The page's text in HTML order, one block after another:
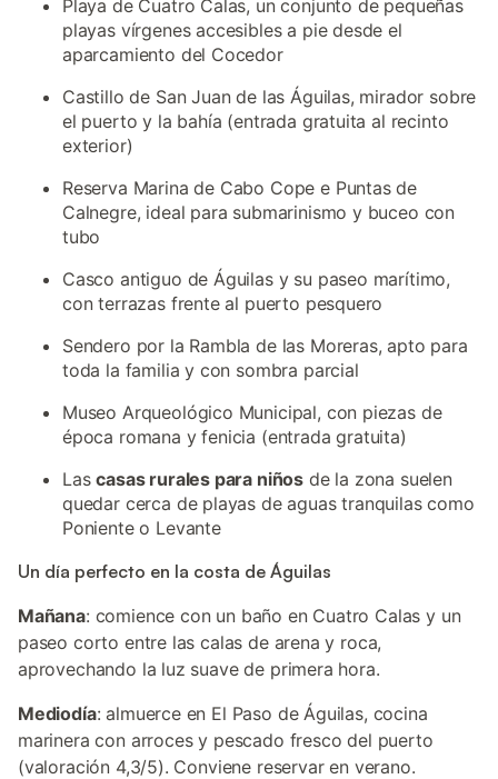
Playa de Cuatro Calas, un conjunto de pequeñas
playas vírgenes accesibles a pie desde el
aparcamiento del Cocedor
Castillo de San Juan de las Águilas, mirador sobre
el puerto y la bahía (entrada gratuita al recinto
exterior)
Reserva Marina de Cabo Cope e Puntas de
Calnegre, ideal para submarinismo y buceo con
tubo
Casco antiguo de Águilas y su paseo marítimo,
con terrazas frente al puerto pesquero
Sendero por la Rambla de las Moreras, apto para
toda la familia y con sombra parcial
Museo Arqueológico Municipal, con piezas de
época romana y fenicia (entrada gratuita)
Lascasas rurales para niños de la zona suelen
quedar cerca de playas de aguas tranquilas como
Poniente o Levante
Un día perfecto en la costa de Águilas
Mañana: comience con un baño en Cuatro Calas y un
paseo corto entre las calas de arena y roca,
aprovechando la luz suave de primera hora.
Mediodía: almuerce en El Paso de Águilas, cocina
marinera con arroces y pescado fresco del puerto
(valoración 4,3/5). Conviene reservar en verano.